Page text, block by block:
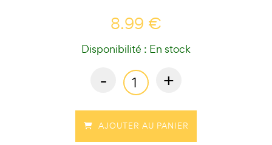
8.99 €
Disponibilité : En stock
- +
AJOUTER AU PANIER